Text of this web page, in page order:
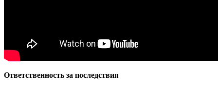
Ответственность за последствия